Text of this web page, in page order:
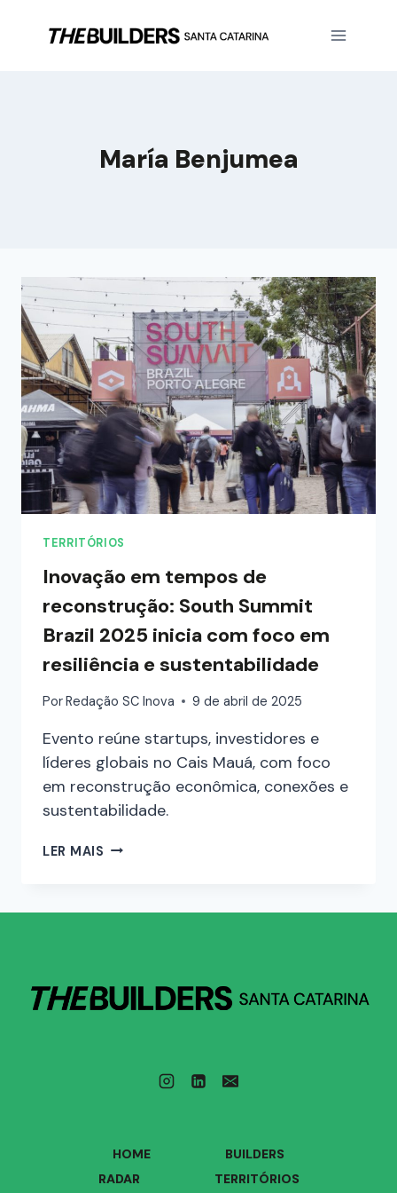
María Benjumea
TERRITÓRIOS
Inovação em tempos de
reconstrução: South Summit
Brazil 2025 inicia com foco em
resiliência e sustentabilidade
PorRedação SC Inova 9 de abril de 2025
Evento reúne startups, investidores e
líderes globais no Cais Mauá, com foco
em reconstrução econômica, conexões e
sustentabilidade.
LER MAIS
HOME
BUILDERS
RADAR
TERRITÓRIOS